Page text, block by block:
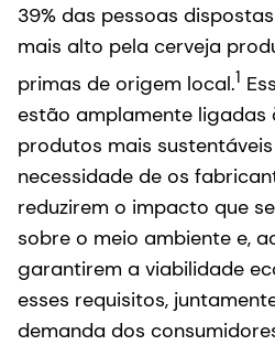
39% das pessoas
mais alto pela cerveja
primas de origem local.1
estão amplamente ligadas
produtos mais
necessidade de os
reduzirem o impacto que
sobre o meio ambiente e,
garantirem a viabilidade
esses requisitos,
demanda dos